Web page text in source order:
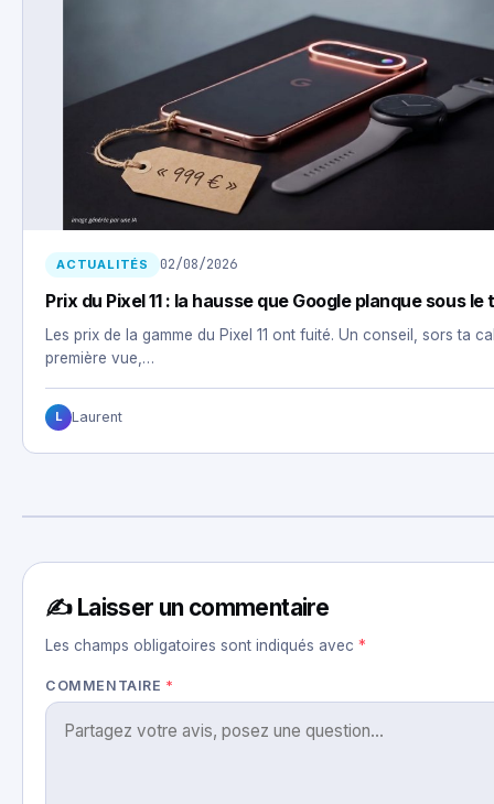
ACTUALITÉS 02/08/2026
Prix du Pixel 11 : la hausse que Google planque sous le
Les prix de la gamme du Pixel 11 ont fuité. Un conseil, sors ta
première vue,…
L Laurent
✍️ Laisser un commentaire
Les champs obligatoires sont indiqués avec *
COMMENTAIRE *